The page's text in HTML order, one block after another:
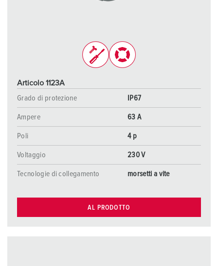
Articolo 1123A
Grado di protezione
IP67
Ampere 63 A
Poli 4 p
Voltaggio 230 V
Tecnologie di collegamento morsetti a vite
AL PRODOTTO